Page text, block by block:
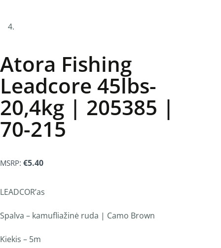
Atora Fishing
Leadcore 45lbs-
20,4kg | 205385 |
70-215
MSRP: €5.40
LEADCOR’as
Spalva – kamufliažinė ruda | Camo Brown
Kiekis – 5m